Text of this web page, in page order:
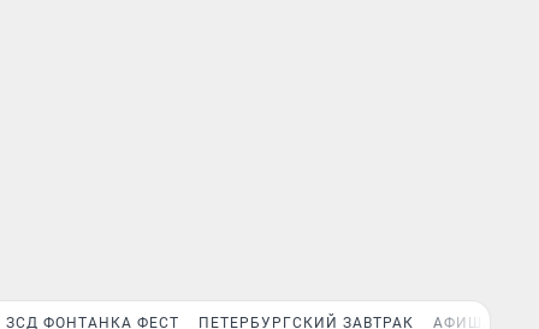
ЗСД ФОНТАНКА ФЕСТ ПЕТЕРБУРГСКИЙ ЗАВТРАК АФИША PLUS